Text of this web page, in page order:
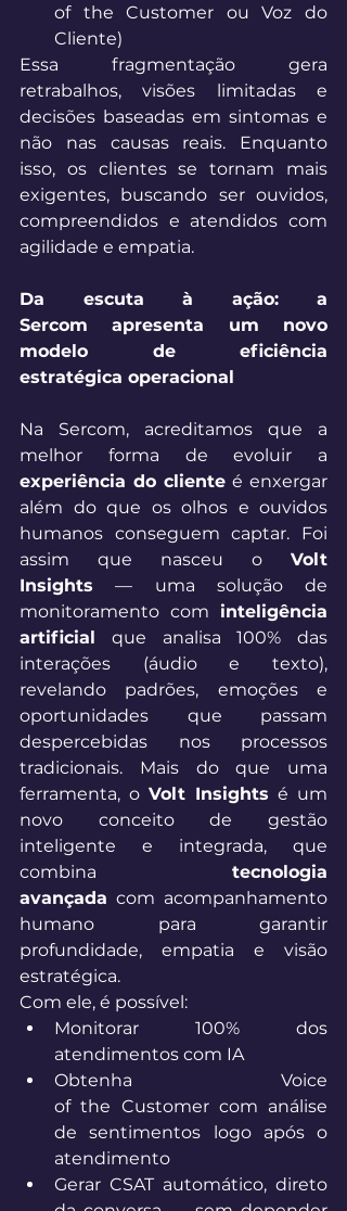
of the Customer ou Voz do
Cliente)
Essa fragmentação gera
retrabalhos, visões limitadas e
decisões baseadas em sintomas e
não nas causas reais. Enquanto
isso, os clientes se tornam mais
exigentes, buscando ser ouvidos,
compreendidos e atendidos com
agilidade e empatia.
Da escuta à ação: a
Sercom apresenta um novo
modelo de eficiência
estratégica operacional
Na Sercom, acreditamos que a
experiência do cliente é enxergar
além do que os olhos e ouvidos
humanos conseguem captar. Foi
assim que nasceu o Volt
Insights — uma solução de
monitoramento com inteligência
artificial que analisa 100% das
interações (áudio e texto),
revelando padrões, emoções e
oportunidades que passam
despercebidas nos processos
tradicionais. Mais do que uma
ferramenta, o Volt Insights é um
novo conceito de gestão
inteligente e integrada, que
combina tecnologia
avançada com acompanhamento
humano para garantir
profundidade, empatia e visão
estratégica.
Com ele, é possível:
Monitorar 100% dos
atendimentos com IA
Obtenha Voice
of the Customer com análise
de sentimentos logo após o
atendimento
Gerar CSAT automático, direto